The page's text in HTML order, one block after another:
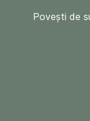
Povești de